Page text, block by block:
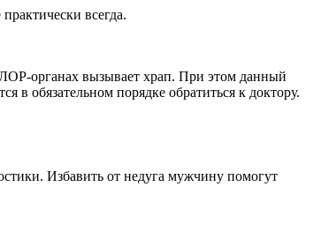
всегда.
органах вызывает храп. При этом данный
в обязательном порядке обратиться к доктору.
Избавить от недуга мужчину помогут